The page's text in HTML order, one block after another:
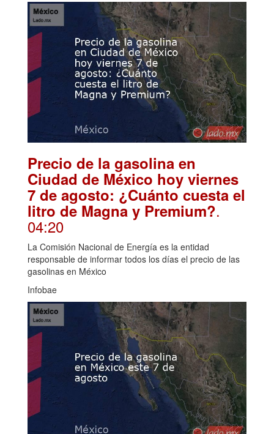
Precio de la gasolina en
Ciudad de México hoy viernes
7 de agosto: ¿Cuánto cuesta el
litro de Magna y Premium?.
04:20
La Comisión Nacional de Energía es la entidad
responsable de informar todos los días el precio de las
gasolinas en México
Infobae